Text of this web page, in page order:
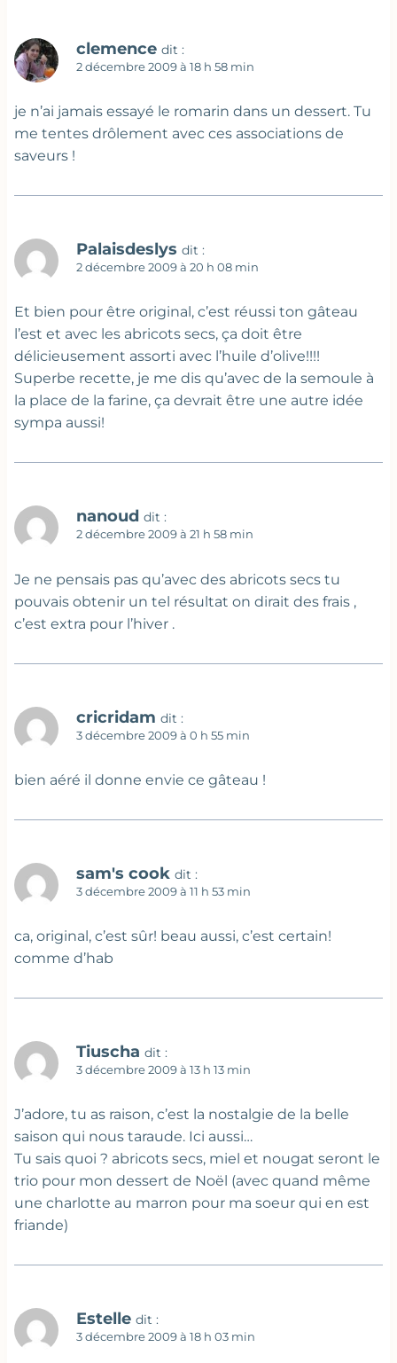
clemence dit :
2 décembre 2009 à 18 h 58 min
je n’ai jamais essayé le romarin dans un dessert. Tu
me tentes drôlement avec ces associations de
saveurs !
Palaisdeslys dit :
2 décembre 2009 à 20 h 08 min
Et bien pour être original, c’est réussi ton gâteau
l’est et avec les abricots secs, ça doit être
délicieusement assorti avec l’huile d’olive!!!!
Superbe recette, je me dis qu’avec de la semoule à
la place de la farine, ça devrait être une autre idée
sympa aussi!
nanoud dit :
2 décembre 2009 à 21 h 58 min
Je ne pensais pas qu’avec des abricots secs tu
pouvais obtenir un tel résultat on dirait des frais ,
c’est extra pour l’hiver .
cricridam dit :
3 décembre 2009 à 0 h 55 min
bien aéré il donne envie ce gâteau !
sam's cook dit :
3 décembre 2009 à 11 h 53 min
ca, original, c’est sûr! beau aussi, c’est certain!
comme d’hab
Tiuscha dit :
3 décembre 2009 à 13 h 13 min
J’adore, tu as raison, c’est la nostalgie de la belle
saison qui nous taraude. Ici aussi…
Tu sais quoi ? abricots secs, miel et nougat seront le
trio pour mon dessert de Noël (avec quand même
une charlotte au marron pour ma soeur qui en est
friande)
Estelle dit :
3 décembre 2009 à 18 h 03 min